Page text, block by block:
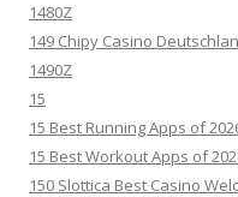
1480Z
149 Chipy Casino
1490Z
15
15 Best Running Apps of
15 Best Workout Apps of
150 Slottica Best Casino